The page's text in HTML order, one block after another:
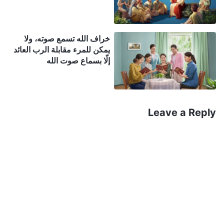
يمكن أن يمثّل هذا الحق؟ بالتأكيد لا يمكن أن يمثّل الحق.
هل يمكنك أن تشرح الحق شرحًا كاملاً؟ إنك بالتأكيد لا
تستطيع. هل تستطيع أن تكتشف وترى شخصية الله من
الحق؟ لا يمكنك رؤيتها. هل يمكنك اكتشاف جوهر الله؟
كلا، لا يمكنك. إن اختبار الجميع للحق ليس سوى اختبار
خراف الله تسمع صوته، ولا
يمكن للمرء مقابلة الرب العائد
إلّا بسماع صوت الله
Leave a Reply